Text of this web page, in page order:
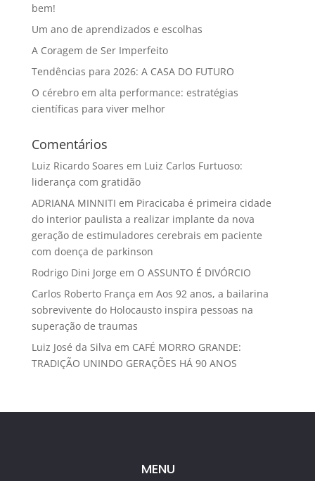
bem!
Um ano de aprendizados e escolhas
A Coragem de Ser Imperfeito
Tendências para 2026: A CASA DO FUTURO
O cérebro em alta performance: estratégias
científicas para viver melhor
Comentários
Luiz Ricardo Soares em Luiz Carlos Furtuoso:
liderança com gratidão
ADRIANA MINNITI em Piracicaba é primeira cidade
do interior paulista a realizar implante da nova
geração de estimuladores cerebrais em paciente
com doença de parkinson
Rodrigo Dini Jorge em O ASSUNTO É DIVÓRCIO
Carlos Roberto França em Aos 92 anos, a bailarina
sobrevivente do Holocausto inspira pessoas na
superação de traumas
Luiz José da Silva em CAFÉ MORRO GRANDE:
TRADIÇÃO UNINDO GERAÇÕES HÁ 90 ANOS
MENU